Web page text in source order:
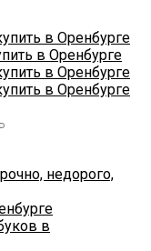
в Оренбурге
в Оренбурге
в Оренбурге
в Оренбурге
недорого,
в